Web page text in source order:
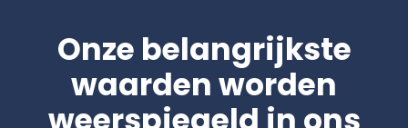
Onze belangrijkste
waarden worden